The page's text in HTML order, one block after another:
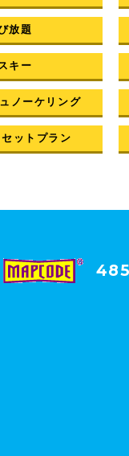
放題
キー
ノーケリング
ットプラン